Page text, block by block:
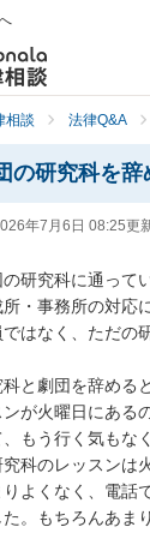
相談 法律Q&A
の研究科を
年7月6日 08:25更
研究科に通って
所・事務所の対応
はなく、ただの
と劇団を辞める
が火曜日にある
もう行く気もな
科のレッスンは
よくなく、電話
た。もちろんあま